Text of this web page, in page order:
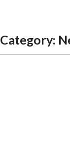
Category: